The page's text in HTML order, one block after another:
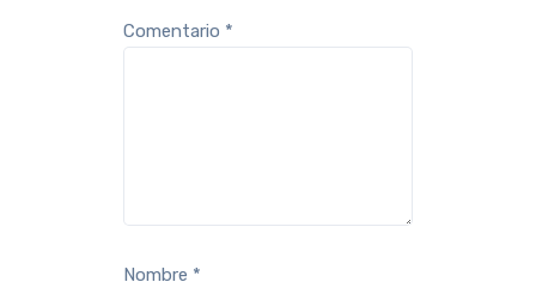
Comentario *
Nombre *